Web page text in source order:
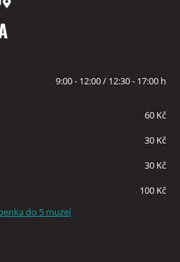
9:00 - 12:00 / 12:30 - 17:00 h
60 Kč
30 Kč
30 Kč
100 Kč
do 5 muzeí